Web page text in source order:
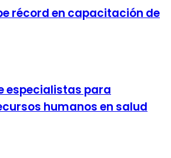
récord en capacitación de
especialistas para
humanos en salud